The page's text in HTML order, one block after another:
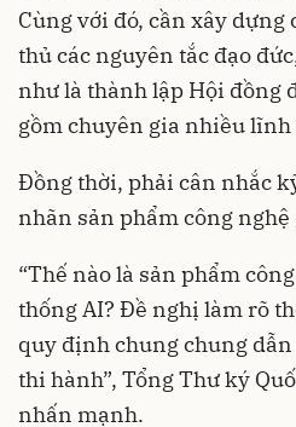
Cùng với đó, cần xây dựng
thủ các nguyên tắc đạo
như là thành lập Hội đồng
gồm chuyên gia nhiều lĩnh
Đồng thời, phải cân nhắc
nhãn sản phẩm công nghệ
“Thế nào là sản phẩm
thống AI? Đề nghị làm rõ
quy định chung chung
thi hành”, Tổng Thư ký
nhấn mạnh.